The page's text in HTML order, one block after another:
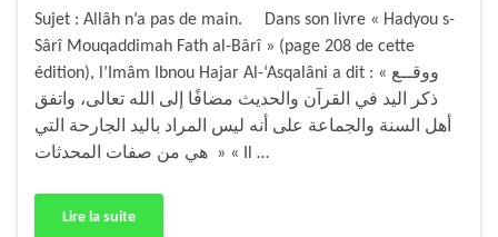
Sujet : Allâh n’a pas de main. Dans son livre « Hadyou s-
Sârî Mouqaddimah Fath al-Bârî » (page 208 de cette
édition), l’Imâm Ibnou Hajar Al-‘Asqalâni a dit : « ووقــع
ذكر اليد في القرآن والحديث مضافًا إلى الله تعالى، واتفق
أهل السنة والجماعة على أنه ليس المراد باليد الجارحة التي
هي من صفات المحدثات » « Il …
Lire la suite